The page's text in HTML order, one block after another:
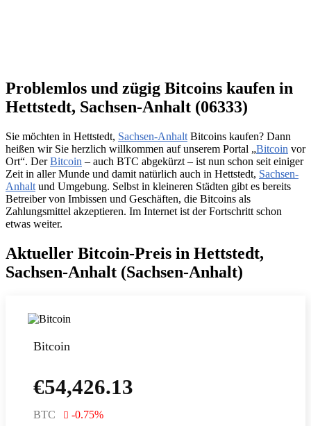
Problemlos und zügig Bitcoins kaufen in
Hettstedt, Sachsen-Anhalt (06333)
Sie möchten in Hettstedt, Sachsen-Anhalt Bitcoins kaufen? Dann
heißen wir Sie herzlich willkommen auf unserem Portal „Bitcoin vor
Ort“. DerBitcoin – auch BTC abgekürzt – ist nun schon seit einiger
Zeit in aller Munde und damit natürlich auch in Hettstedt, Sachsen-
Anhalt und Umgebung. Selbst in kleineren Städten gibt es bereits
Betreiber von Imbissen und Geschäften, die Bitcoins als
Zahlungsmittel akzeptieren. Im Internet ist der Fortschritt schon
etwas weiter.
Aktueller Bitcoin-Preis in Hettstedt,
Sachsen-Anhalt (Sachsen-Anhalt)
Bitcoin
€54,426.13
BTC -0.75%